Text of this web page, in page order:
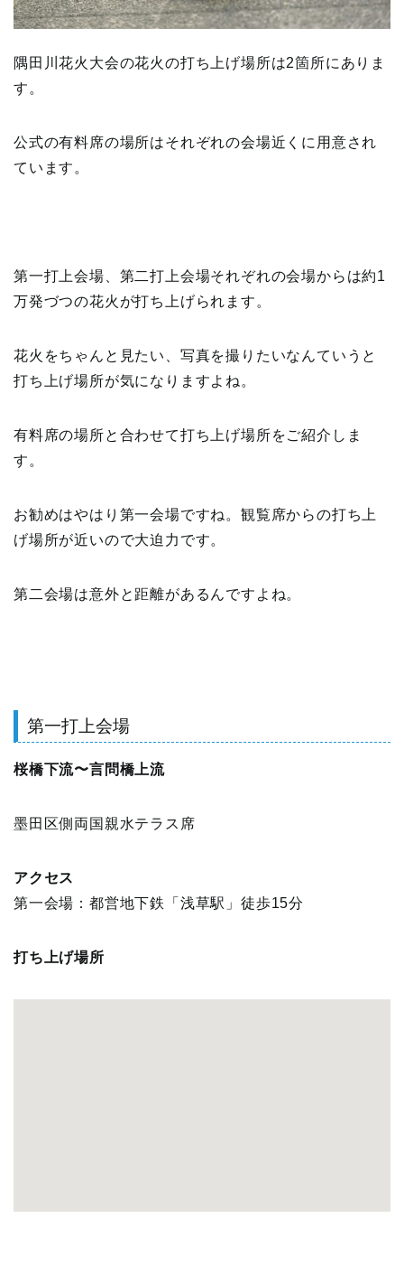
隅田川花火大会の花火の打ち上げ場所は2箇所にありま
す。
公式の有料席の場所はそれぞれの会場近くに用意され
ています。
第一打上会場、第二打上会場それぞれの会場からは約1
万発づつの花火が打ち上げられます。
花火をちゃんと見たい、写真を撮りたいなんていうと
打ち上げ場所が気になりますよね。
有料席の場所と合わせて打ち上げ場所をご紹介しま
す。
お勧めはやはり第一会場ですね。観覧席からの打ち上
げ場所が近いので大迫力です。
第二会場は意外と距離があるんですよね。
第一打上会場
桜橋下流〜言問橋上流
墨田区側両国親水テラス席
アクセス
第一会場：都営地下鉄「浅草駅」徒歩15分
打ち上げ場所